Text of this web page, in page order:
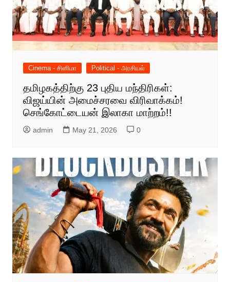
Cinema - சினிமா Political - அரசியல்
தமிழகத்திற்கு 23 புதிய மந்திரிகள்:
விஜய்யின் அமைச்சரவை விரிவாக்கம்!
செங்கோட்டையன் இலாகா மாற்றம்!!
admin May 21, 2026 0